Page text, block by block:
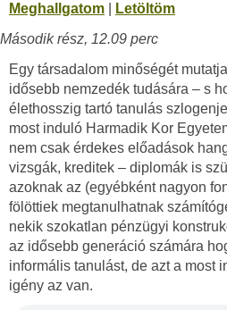
Meghallgatom
Letöltöm
Második rész, 12.09 perc
Egy társadalom minőségét
idősebb nemzedék tudására – s
élethosszig tartó tanulás
most induló Harmadik Kor
nem csak érdekes előadások
vizsgák, kreditek – diplomák is
azoknak az (egyébként nagyon
fölöttiek megtanulhatnak
nekik szokatlan pénzügyi
az idősebb generáció számára
informális tanulást, de azt a most
igény az van.